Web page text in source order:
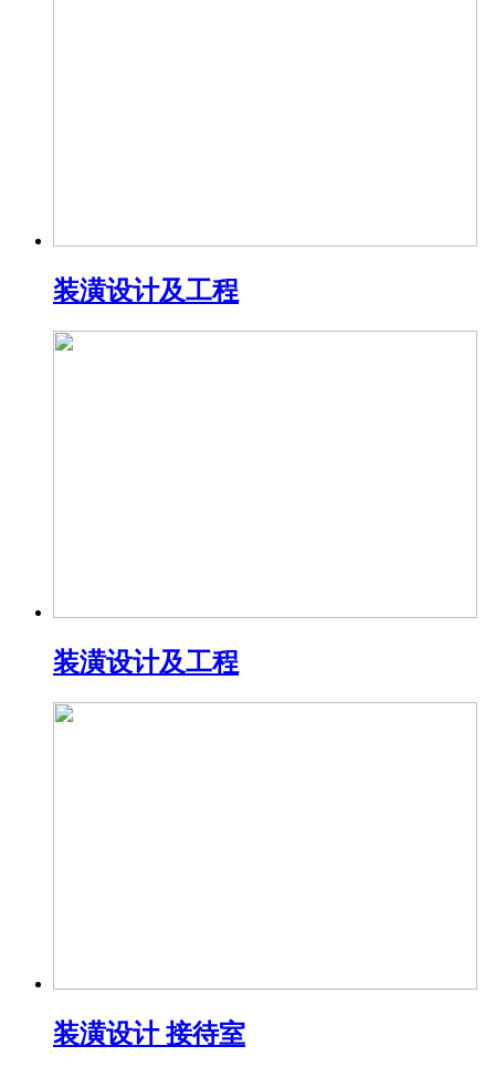
装潢设计及工程
装潢设计及工程
装潢设计 接待室